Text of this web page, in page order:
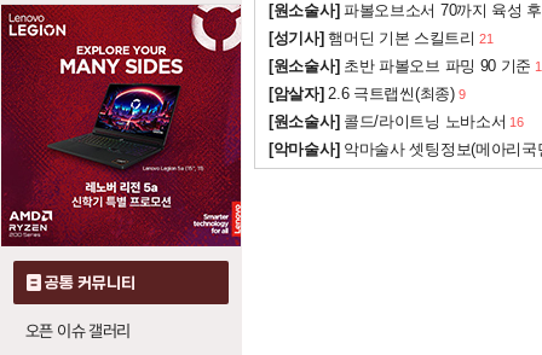
공통 커뮤니티
오픈 이슈 갤러리
[원소술사] 파볼오브소서 70까지 육성
[성기사] 햄머딘 기본 스킬트리 21
[원소술사] 초반 파볼오브 파밍 90 기준
[암살자] 2.6 극트랩씬(최종) 9
[원소술사] 콜드/라이트닝 노바소서 16
[악마술사] 악마술사 셋팅정보(메아리국